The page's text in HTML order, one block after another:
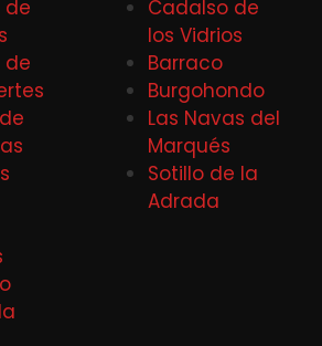
de
de
Cadalso de
los Vidrios
Barraco
Burgohondo
Las Navas del
Marqués
Sotillo de la
Adrada